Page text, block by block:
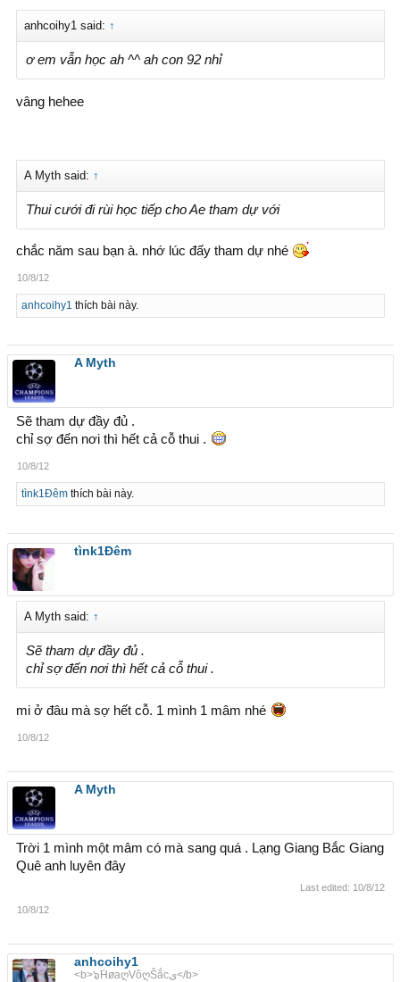
anhcoihy1 said: ↑
ơ em vẫn học ah ^^ ah con 92 nhỉ
vâng hehee
A Myth said: ↑
Thui cưới đi rùi học tiếp cho Ae tham dự với
chắc năm sau bạn à. nhớ lúc đấy tham dự nhé
10/8/12
anhcoihy1 thích bài này.
A Myth
Sẽ tham dự đầy đủ .
chỉ sợ đến nơi thì hết cả cỗ thui .
10/8/12
tìnk1Đêmthích bài này.
tìnk1Đêm
A Myth said: ↑
Sẽ tham dự đầy đủ .
chỉ sợ đến nơi thì hết cả cỗ thui .
mi ở đâu mà sợ hết cỗ. 1 mình 1 mâm nhé
10/8/12
A Myth
Trời 1 mình một mâm có mà sang quá . Lạng Giang Bắc Giang
Quê anh luyên đây
Last edited: 10/8/12
10/8/12
anhcoihy1
<b>๖ۜHøaღVôღŠắcى</b>